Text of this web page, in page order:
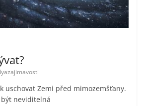
uschovat Zemi před mimozemšťany.
neviditelná